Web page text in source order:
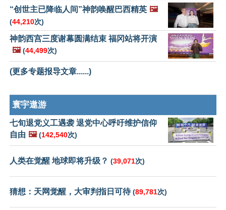
“创世主已降临人间”神韵唤醒巴西精英 🖼️
(44,210次)
神韵西宫三度谢幕圆满结束 福冈站将开演
🖼️ (44,499次)
(更多专题报导文章......)
寰宇遨游
七旬退党义工遇袭 退党中心呼吁维护信仰
自由 🖼️ (142,540次)
人类在觉醒 地球即将升级？ (39,071次)
猜想：天网觉醒，大审判指日可待(89,781次)